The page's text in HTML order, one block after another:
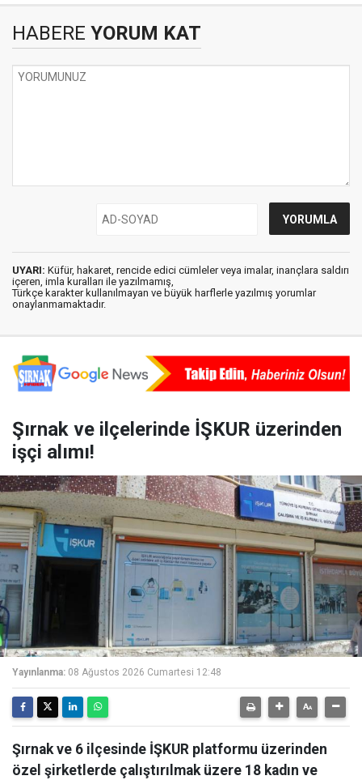
HABERE YORUM KAT
UYARI: Küfür, hakaret, rencide edici cümleler veya imalar, inançlara saldırı
içeren, imla kuralları ile yazılmamış,
Türkçe karakter kullanılmayan ve büyük harflerle yazılmış yorumlar
onaylanmamaktadır.
Şırnak ve ilçelerinde İŞKUR üzerinden
işçi alımı!
Yayınlanma: 08 Ağustos 2026 Cumartesi 12:48
Şırnak ve 6 ilçesinde İŞKUR platformu üzerinden
özel şirketlerde çalıştırılmak üzere 18 kadın ve